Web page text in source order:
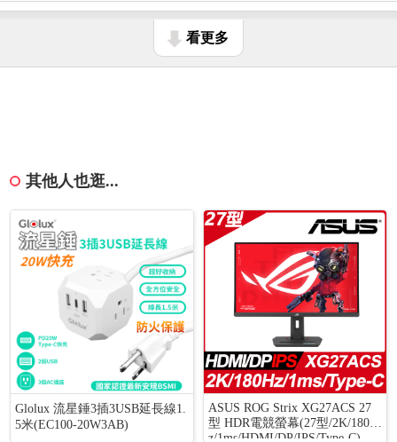
看更多
其他人也逛...
Glolux 流星錘3插3USB延長線1.
5米(EC100-20W3AB)
ASUS ROG Strix XG27ACS 27
型 HDR電競螢幕(27型/2K/180H
z/1ms/HDMI/DP/IPS/Type-C)